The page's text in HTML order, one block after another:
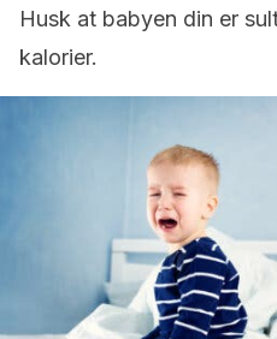
Husk at babyen din er
kalorier.